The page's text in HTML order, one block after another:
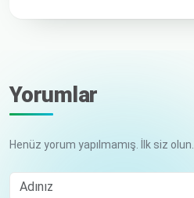
Yorumlar
Henüz yorum yapılmamış. İlk siz olun.
Adınız